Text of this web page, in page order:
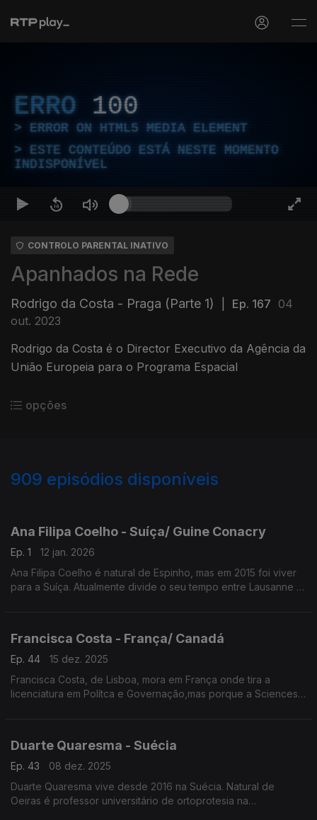
ERRO 100
ERROR ON HTML5 MEDIA ELEMENT
ESTE CONTEÚDO ESTÁ NESTE MOMENTO
INDISPONÍVEL
CONTROLO PARENTAL INATIVO
Apanhados na Rede
Rodrigo da Costa - Praga (Parte 1) Ep. 167 04
out. 2023
Rodrigo da Costa é o Director Executivo da Agência da
União Europeia para o Programa Espacial
opções
909 episódios disponíveis
Ana Filipa Coelho - Suíça/ Guine Conacry
Ep. 1
12 jan. 2026
Ana Filipa Coelho é natural de Espinho, mas em 2015 foi viver
para a Suíça. Atualmente divide o seu tempo entre Lausanne e
Francisca Costa - França/ Canadá
Ep. 44
15 dez. 2025
Francisca Costa, de Lisboa, mora em França onde tira a
licenciatura em Polítca e Governação,mas porque a Sciences
Duarte Quaresma - Suécia
Ep. 43
08 dez. 2025
Duarte Quaresma vive desde 2016 na Suécia. Natural de
Oeiras é professor universitário de ortoprotesia na